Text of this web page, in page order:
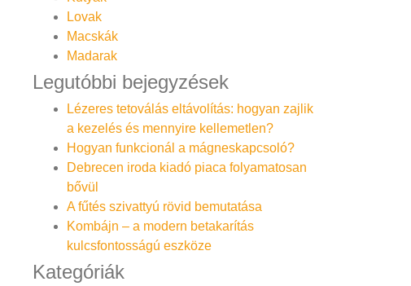
Lovak
Macskák
Madarak
Legutóbbi bejegyzések
Lézeres tetoválás eltávolítás: hogyan zajlik
a kezelés és mennyire kellemetlen?
Hogyan funkcionál a mágneskapcsoló?
Debrecen iroda kiadó piaca folyamatosan
bővül
A fűtés szivattyú rövid bemutatása
Kombájn – a modern betakarítás
kulcsfontosságú eszköze
Kategóriák